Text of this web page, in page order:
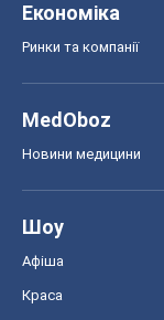
Економіка
Ринки та компанії
MedOboz
Новини медицини
Шоу
Афіша
Краса